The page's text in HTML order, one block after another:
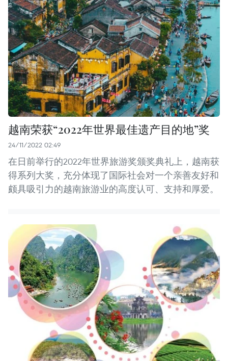
越南荣获“2022年世界最佳遗产目的地”奖
24/11/2022 02:49
在日前举行的2022年世界旅游奖颁奖典礼上，越南获
得系列大奖，充分体现了国际社会对一个亲善友好和
颇具吸引力的越南旅游业的高度认可、支持和厚爱。